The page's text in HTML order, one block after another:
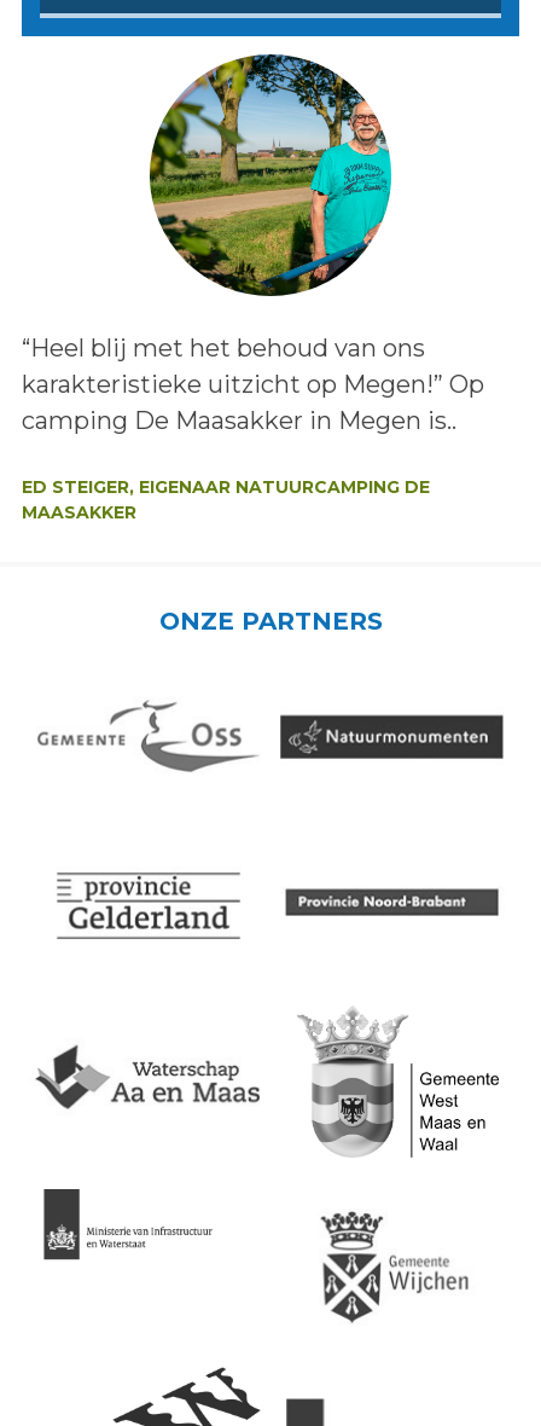
Lees het bericht:
“Heel blij met het behoud van ons
karakteristieke uitzicht op Megen!” Op
camping De Maasakker in Megen is..
ED STEIGER, EIGENAAR NATUURCAMPING DE
MAASAKKER
ONZE PARTNERS